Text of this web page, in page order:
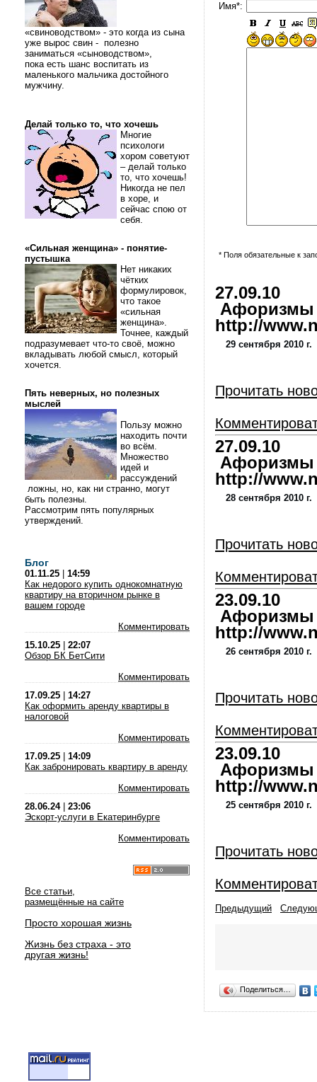
«свиноводством» - это когда из сына
уже вырос свин - полезно
заниматься «сыноводством»,
пока есть шанс воспитать из
маленького мальчика достойного
мужчину.
Делай только то, что хочешь
Многие
психологи
хором советуют
– делай только
то, что хочешь!
Никогда не пел
в хоре, и
сейчас спою от
себя.
«Сильная женщина» - понятие-
пустышка
Нет никаких
чётких
формулировок,
что такое
«сильная
женщина».
Точнее, каждый
подразумевает что-то своё, можно
вкладывать любой смысл, который
хочется.
Пять неверных, но полезных
мыслей
Пользу можно
находить почти
во всём.
Множество
идей и
рассуждений
ложны, но, как ни странно, могут
быть полезны.
Рассмотрим пять популярных
утверждений.
Блог
01.11.25
14:59
Как недорого купить однокомнатную
квартиру на вторичном рынке в
вашем городе
Комментировать
15.10.25
22:07
Обзор БК БетСити
Комментировать
17.09.25
14:27
Как оформить аренду квартиры в
налоговой
Комментировать
17.09.25
14:09
Как забронировать квартиру в аренду
Комментировать
28.06.24| 23:06
Эскорт-услуги в Екатеринбурге
Комментировать
Все статьи,
размещённые на сайте
Просто хорошая жизнь
Жизнь без страха - это
другая жизнь!
Имя*:
* Поля обязательные к
27.09.10
Афоризмы
http://
29 сентября 2010 г.
Прочитать
27.09.10
Афоризмы
http://
28 сентября 2010 г.
Прочитать
23.09.10
Афоризмы
http://
26 сентября 2010 г.
Прочитать
23.09.10
Афоризмы
http://
25 сентября 2010 г.
Прочитать
Предыдущий
Поделиться…